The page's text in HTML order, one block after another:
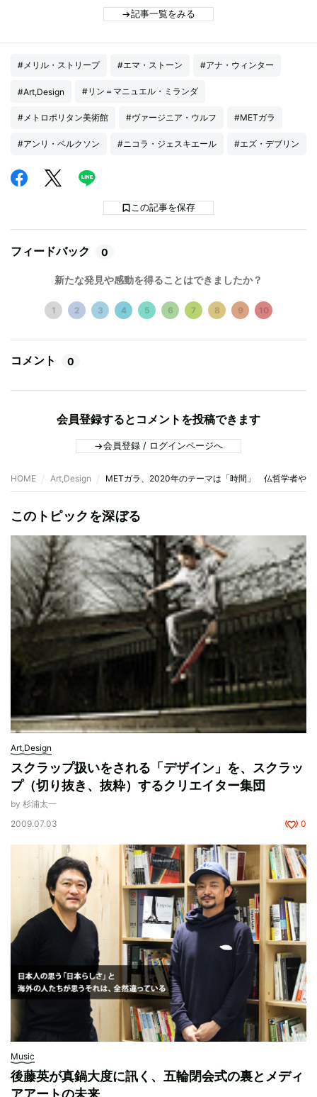
記事一覧をみる
#メリル・ストリープ #エマ・ストーン #アナ・ウィンター
#Art,Design #リン＝マニュエル・ミランダ
#メトロポリタン美術館 #ヴァージニア・ウルフ #METガラ
#アンリ・ベルクソン #ニコラ・ジェスキエール #エズ・デブリン
この記事を保存
フィードバック 0
新たな発見や感動を得ることはできましたか？
1 2 3 4 5 6 7 8 9 10
コメント 0
会員登録するとコメントを投稿できます
会員登録 / ログインページへ
HOME Art,Design METガラ、2020年のテーマは「時間」 仏哲学者やV
このトピックを深ぼる
Art,Design
スクラップ扱いをされる「デザイン」を、スクラッ
プ（切り抜き、抜粋）するクリエイター集団
by 杉浦太一
2009.07.03
0
Music
後藤英が真鍋大度に訊く、五輪閉会式の裏とメディ